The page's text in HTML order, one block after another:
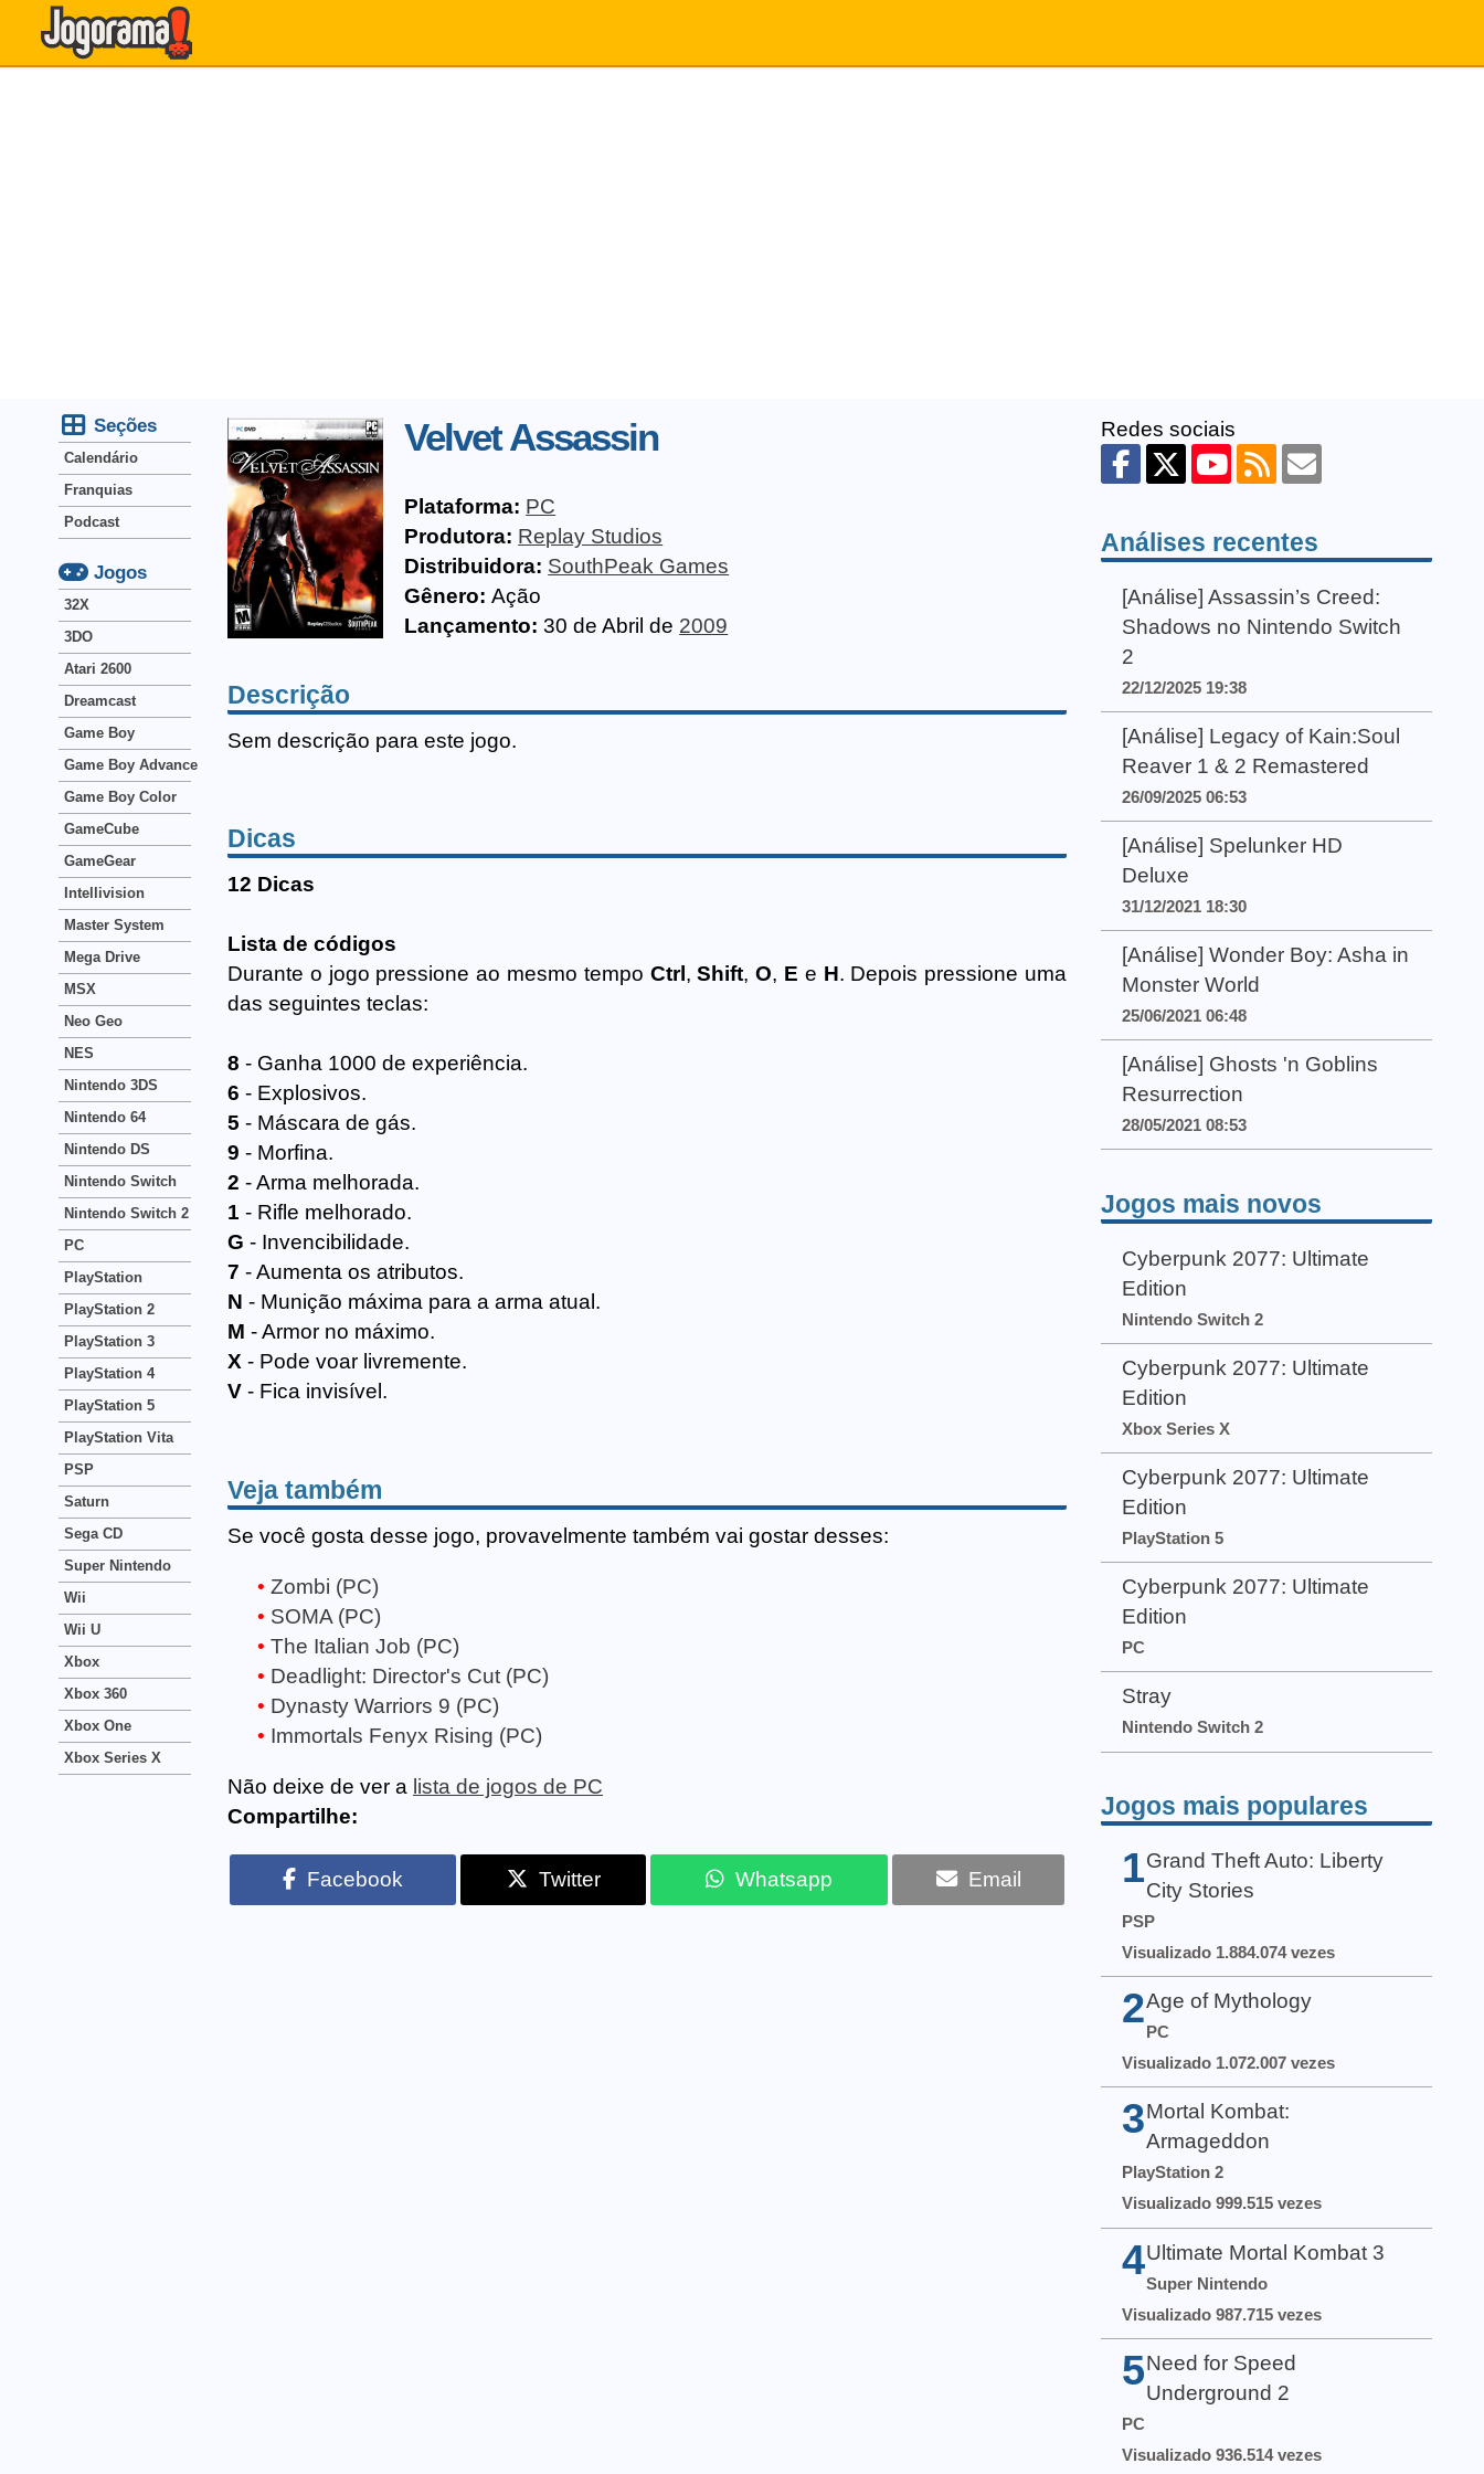
Velvet Assassin
Plataforma: PC
Produtora: Replay Studios
Distribuidora: SouthPeak Games
Gênero: Ação
Lançamento: 30 de Abril de 2009
Descrição
Sem descrição para este jogo.
Dicas
12 Dicas
Lista de códigos
Durante o jogo pressione ao mesmo tempo Ctrl ,Shift,O, E e H. Depois pressione uma
das seguintes teclas:
8 - Ganha 1000 de experiência.
6 - Explosivos.
5 - Máscara de gás.
9 - Morfina.
2 - Arma melhorada.
1 - Rifle melhorado.
G - Invencibilidade.
7 - Aumenta os atributos.
N - Munição máxima para a arma atual.
M - Armor no máximo.
X - Pode voar livremente.
V - Fica invisível.
Veja também
Se você gosta desse jogo, provavelmente também vai gostar desses:
Zombi (PC)
SOMA (PC)
The Italian Job (PC)
Deadlight: Director's Cut (PC)
Dynasty Warriors 9 (PC)
Immortals Fenyx Rising (PC)
Não deixe de ver a lista de jogos de PC
Compartilhe:
Facebook Twitter Whatsapp Email
Seções
Calendário
Franquias
Podcast
Jogos
32X
3DO
Atari 2600
Dreamcast
Game Boy
Game Boy Advance
Game Boy Color
GameCube
GameGear
Intellivision
Master System
Mega Drive
MSX
Neo Geo
NES
Nintendo 3DS
Nintendo 64
Nintendo DS
Nintendo Switch
Nintendo Switch 2
PC
PlayStation
PlayStation 2
PlayStation 3
PlayStation 4
PlayStation 5
PlayStation Vita
PSP
Saturn
Sega CD
Super Nintendo
Wii
Wii U
Xbox
Xbox 360
Xbox One
Xbox Series X
Redes sociais
Análises recentes
[Análise] Assassin’s Creed:
Shadows no Nintendo Switch
2
22/12/2025 19:38
[Análise] Legacy of Kain:Soul
Reaver 1 & 2 Remastered
26/09/2025 06:53
[Análise] Spelunker HD
Deluxe
31/12/2021 18:30
[Análise] Wonder Boy: Asha in
Monster World
25/06/2021 06:48
[Análise] Ghosts 'n Goblins
Resurrection
28/05/2021 08:53
Jogos mais novos
Cyberpunk 2077: Ultimate
Edition
Nintendo Switch 2
Cyberpunk 2077: Ultimate
Edition
Xbox Series X
Cyberpunk 2077: Ultimate
Edition
PlayStation 5
Cyberpunk 2077: Ultimate
Edition
PC
Stray
Nintendo Switch 2
Jogos mais populares
1 Grand Theft Auto: Liberty
City Stories
PSP
Visualizado 1.884.074 vezes
2Age of Mythology
PC
Visualizado 1.072.007 vezes
3 Mortal Kombat:
Armageddon
PlayStation 2
Visualizado 999.515 vezes
4 Ultimate Mortal Kombat 3
Super Nintendo
Visualizado 987.715 vezes
5 Need for Speed
Underground 2
PC
Visualizado 936.514 vezes